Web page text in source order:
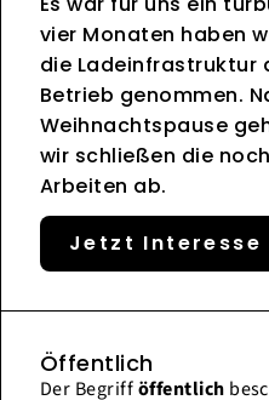
vier Monaten haben
die Ladeinfrastruktur
Betrieb genommen.
Weihnachtspause
wir schließen die
Arbeiten ab.
Jetzt Interesse
Öffentlich
Der Begrifföffentlich